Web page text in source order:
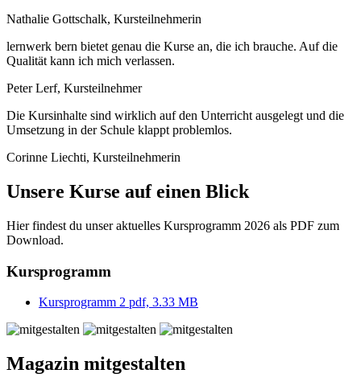
Nathalie Gottschalk, Kursteilnehmerin
lernwerk bern bietet genau die Kurse an, die ich brauche. Auf die
Qualität kann ich mich verlassen.
Peter Lerf, Kursteilnehmer
Die Kursinhalte sind wirklich auf den Unterricht ausgelegt und die
Um­setzung in der Schule klappt problemlos.
Corinne Liechti, Kursteilnehmerin
Unsere Kurse auf einen Blick
Hier findest du unser aktuelles Kursprogramm 2026 als PDF zum
Download.
Kursprogramm
Kursprogramm 2 pdf, 3.33 MB
Magazin mitgestalten